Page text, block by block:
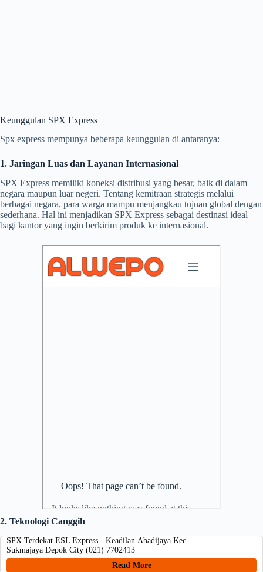
Keunggulan SPX Express
Spx express mempunya beberapa keunggulan di antaranya:
1. Jaringan Luas dan Layanan Internasional
SPX Express memiliki koneksi distribusi yang besar, baik di dalam
negara maupun luar negeri. Tentang kemitraan strategis melalui
berbagai negara, para warga mampu menjangkau tujuan global dengan
sederhana. Hal ini menjadikan SPX Express sebagai destinasi ideal
bagi kantor yang ingin berkirim produk ke internasional.
2. Teknologi Canggih
SPX Terdekat ESL Express - Keadilan Abadijaya Kec.
Sukmajaya Depok City (021) 7702413
Read More